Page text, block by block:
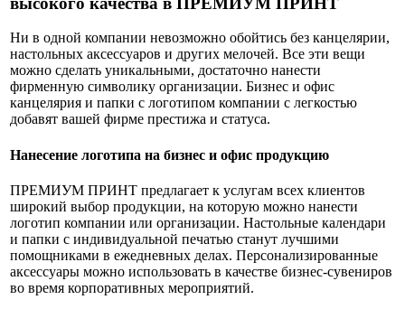
Ни в одной компании невозможно обойтись без канцелярии,
настольных аксессуаров и других мелочей. Все эти вещи
можно сделать уникальными, достаточно нанести
фирменную символику организации. Бизнес и офис
канцелярия и папки с логотипом компании с легкостью
добавят вашей фирме престижа и статуса.
Нанесение логотипа на бизнес и офис продукцию
ПРЕМИУМ ПРИНТ предлагает к услугам всех клиентов
широкий выбор продукции, на которую можно нанести
логотип компании или организации. Настольные календари
и папки с индивидуальной печатью станут лучшими
помощниками в ежедневных делах. Персонализированные
аксессуары можно использовать в качестве бизнес-сувениров
во время корпоративных мероприятий.